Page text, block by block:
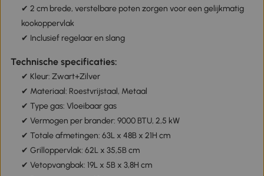
✔ 2 cm brede, verstelbare poten zorgen voor een gelijkmatig
kookoppervlak
✔ Inclusief regelaar en slang
Technische specificaties:
✔ Kleur: Zwart+Zilver
✔ Materiaal: Roestvrijstaal, Metaal
✔ Type gas: Vloeibaar gas
✔ Vermogen per brander: 9000 BTU, 2,5 kW
✔ Totale afmetingen: 63L x 48B x 21H cm
✔ Grilloppervlak: 62L x 35,5B cm
✔ Vetopvangbak: 19L x 5B x 3,8H cm